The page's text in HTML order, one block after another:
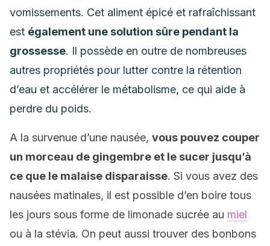
vomissements. Cet aliment épicé et rafraîchissant
est également une solution sûre pendant la
grossesse. Il possède en outre de nombreuses
autres propriétés pour lutter contre la rétention
d’eau et accélérer le métabolisme, ce qui aide à
perdre du poids.
A la survenue d’une nausée, vous pouvez couper
un morceau de gingembre et le sucer jusqu’à
ce que le malaise disparaisse. Si vous avez des
nausées matinales, il est possible d’en boire tous
les jours sous forme de limonade sucrée au miel
ou à la stévia. On peut aussi trouver des bonbons